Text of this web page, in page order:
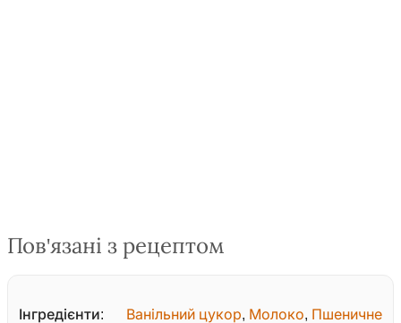
Пов'язані з рецептом
Інгредієнти: Ванільний цукор, Молоко, Пшеничне